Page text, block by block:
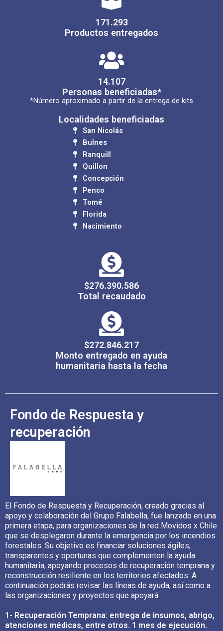
171.293
Productos entregados
14.107
Personas beneficiadas*
*Número aproximado a partir de la entrega de kits
Localidades beneficiadas
San Nicolás
Bulnes
Ranquill
Quillon
Concepción
Penco
Tomé
Florida
Nacimiento
$276.390.586
Total recaudado
$272.846.217
Monto entregado en ayuda
humanitaria hasta la fecha
Fondo de Respuesta y
recuperación
El Fondo de Respuesta y Recuperación, creado gracias al
apoyo y colaboración del Grupo Falabella, fue lanzado en una
primera etapa, para organizaciones de la red Movidos x Chile
que se desplegaron durante la emergencia por los incendios
forestales. Su objetivo es financiar soluciones ágiles,
transparentes y oportunas que complementen la ayuda
humanitaria, apoyando procesos de recuperación temprana y
reconstrucción resiliente en los territorios afectados. A
continuación podrás revisar las líneas de ayuda, así como a
las organizaciones y proyectos que apoyará:
1- Recuperación Temprana: entrega de insumos, abrigo,
atenciones médicas, entre otros. 1 mes de ejecución.